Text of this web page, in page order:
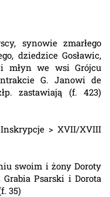
synowie zmarłego
dziedzice Gosławic,
młyn we wsi Grójcu
G. Janowi de
zastawiają (f. 423)
> XVII/XVIII
swoim i żony Doroty
Psarski i Dorota
35)